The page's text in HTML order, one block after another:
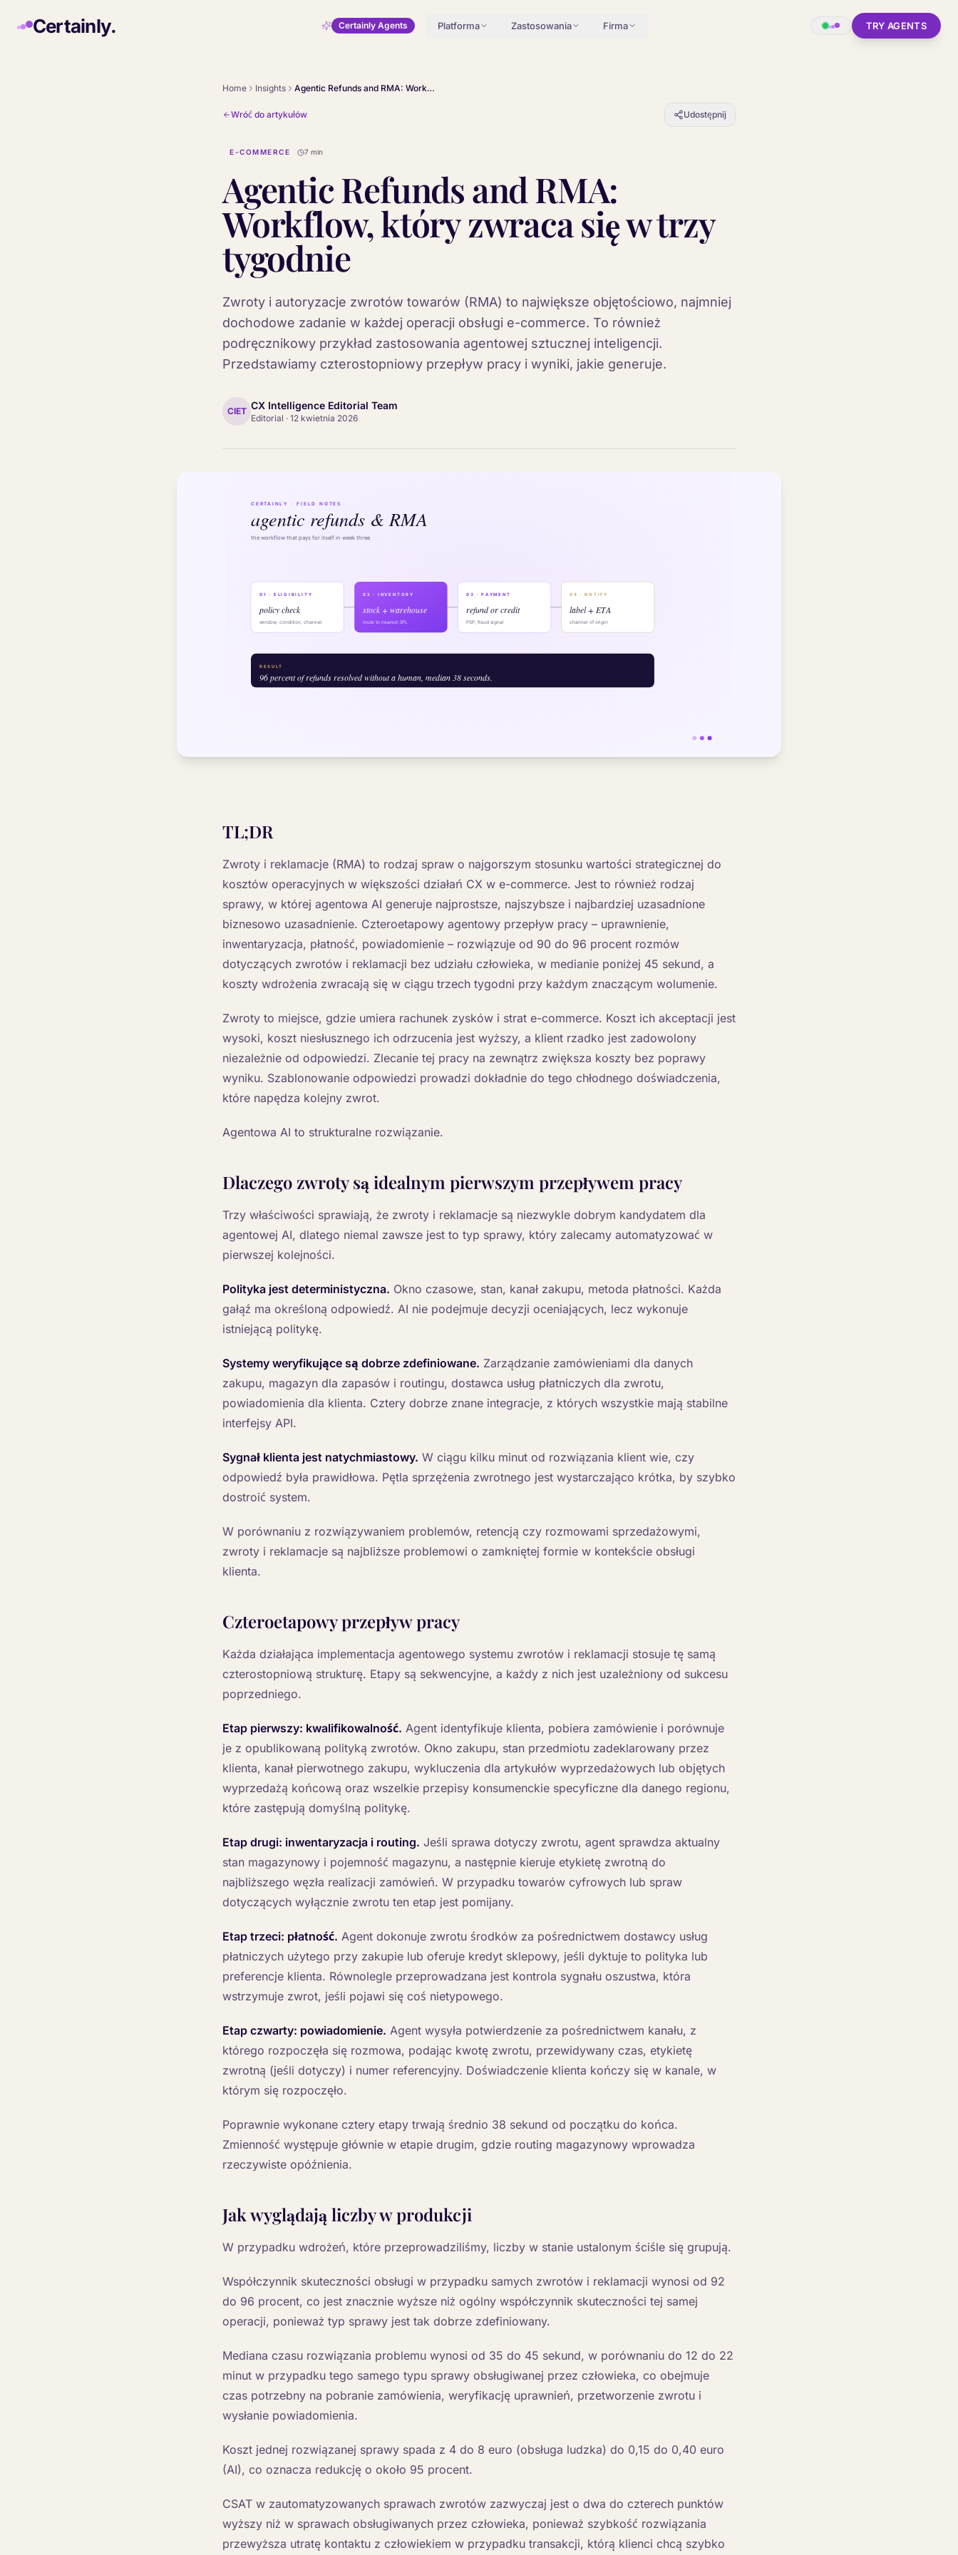
Certainly. Certainly Agents Platforma Zastosowania Firma TRY AGENTS
Home Insights Agentic Refunds and RMA: Workflow, który zwraca się w trzy tygodnie
Wróć do artykułów Udostępnij
E-COMMERCE 7 min
Agentic Refunds and RMA:
Workflow, który zwraca się w trzy
tygodnie
Zwroty i autoryzacje zwrotów towarów (RMA) to największe objętościowo, najmniej
dochodowe zadanie w każdej operacji obsługi e-commerce. To również
podręcznikowy przykład zastosowania agentowej sztucznej inteligencji.
Przedstawiamy czterostopniowy przepływ pracy i wyniki, jakie generuje.
CIET CX Intelligence Editorial Team
Editorial · 12 kwietnia 2026
TL;DR
Zwroty i reklamacje (RMA) to rodzaj spraw o najgorszym stosunku wartości strategicznej do
kosztów operacyjnych w większości działań CX w e-commerce. Jest to również rodzaj
sprawy, w której agentowa AI generuje najprostsze, najszybsze i najbardziej uzasadnione
biznesowo uzasadnienie. Czteroetapowy agentowy przepływ pracy – uprawnienie,
inwentaryzacja, płatność, powiadomienie – rozwiązuje od 90 do 96 procent rozmów
dotyczących zwrotów i reklamacji bez udziału człowieka, w medianie poniżej 45 sekund, a
koszty wdrożenia zwracają się w ciągu trzech tygodni przy każdym znaczącym wolumenie.
Zwroty to miejsce, gdzie umiera rachunek zysków i strat e-commerce. Koszt ich akceptacji jest
wysoki, koszt niesłusznego ich odrzucenia jest wyższy, a klient rzadko jest zadowolony
niezależnie od odpowiedzi. Zlecanie tej pracy na zewnątrz zwiększa koszty bez poprawy
wyniku. Szablonowanie odpowiedzi prowadzi dokładnie do tego chłodnego doświadczenia,
które napędza kolejny zwrot.
Agentowa AI to strukturalne rozwiązanie.
Dlaczego zwroty są idealnym pierwszym przepływem pracy
Trzy właściwości sprawiają, że zwroty i reklamacje są niezwykle dobrym kandydatem dla
agentowej AI, dlatego niemal zawsze jest to typ sprawy, który zalecamy automatyzować w
pierwszej kolejności.
Polityka jest deterministyczna. Okno czasowe, stan, kanał zakupu, metoda płatności. Każda
gałąź ma określoną odpowiedź. AI nie podejmuje decyzji oceniających, lecz wykonuje
istniejącą politykę.
Systemy weryfikujące są dobrze zdefiniowane. Zarządzanie zamówieniami dla danych
zakupu, magazyn dla zapasów i routingu, dostawca usług płatniczych dla zwrotu,
powiadomienia dla klienta. Cztery dobrze znane integracje, z których wszystkie mają stabilne
interfejsy API.
Sygnał klienta jest natychmiastowy. W ciągu kilku minut od rozwiązania klient wie, czy
odpowiedź była prawidłowa. Pętla sprzężenia zwrotnego jest wystarczająco krótka, by szybko
dostroić system.
W porównaniu z rozwiązywaniem problemów, retencją czy rozmowami sprzedażowymi,
zwroty i reklamacje są najbliższe problemowi o zamkniętej formie w kontekście obsługi
klienta.
Czteroetapowy przepływ pracy
Każda działająca implementacja agentowego systemu zwrotów i reklamacji stosuje tę samą
czterostopniową strukturę. Etapy są sekwencyjne, a każdy z nich jest uzależniony od sukcesu
poprzedniego.
Etap pierwszy: kwalifikowalność. Agent identyfikuje klienta, pobiera zamówienie i porównuje
je z opublikowaną polityką zwrotów. Okno zakupu, stan przedmiotu zadeklarowany przez
klienta, kanał pierwotnego zakupu, wykluczenia dla artykułów wyprzedażowych lub objętych
wyprzedażą końcową oraz wszelkie przepisy konsumenckie specyficzne dla danego regionu,
które zastępują domyślną politykę.
Etap drugi: inwentaryzacja i routing. Jeśli sprawa dotyczy zwrotu, agent sprawdza aktualny
stan magazynowy i pojemność magazynu, a następnie kieruje etykietę zwrotną do
najbliższego węzła realizacji zamówień. W przypadku towarów cyfrowych lub spraw
dotyczących wyłącznie zwrotu ten etap jest pomijany.
Etap trzeci: płatność. Agent dokonuje zwrotu środków za pośrednictwem dostawcy usług
płatniczych użytego przy zakupie lub oferuje kredyt sklepowy, jeśli dyktuje to polityka lub
preferencje klienta. Równolegle przeprowadzana jest kontrola sygnału oszustwa, która
wstrzymuje zwrot, jeśli pojawi się coś nietypowego.
Etap czwarty: powiadomienie. Agent wysyła potwierdzenie za pośrednictwem kanału, z
którego rozpoczęła się rozmowa, podając kwotę zwrotu, przewidywany czas, etykietę
zwrotną (jeśli dotyczy) i numer referencyjny. Doświadczenie klienta kończy się w kanale, w
którym się rozpoczęło.
Poprawnie wykonane cztery etapy trwają średnio 38 sekund od początku do końca.
Zmienność występuje głównie w etapie drugim, gdzie routing magazynowy wprowadza
rzeczywiste opóźnienia.
Jak wyglądają liczby w produkcji
W przypadku wdrożeń, które przeprowadziliśmy, liczby w stanie ustalonym ściśle się grupują.
Współczynnik skuteczności obsługi w przypadku samych zwrotów i reklamacji wynosi od 92
do 96 procent, co jest znacznie wyższe niż ogólny współczynnik skuteczności tej samej
operacji, ponieważ typ sprawy jest tak dobrze zdefiniowany.
Mediana czasu rozwiązania problemu wynosi od 35 do 45 sekund, w porównaniu do 12 do 22
minut w przypadku tego samego typu sprawy obsługiwanej przez człowieka, co obejmuje
czas potrzebny na pobranie zamówienia, weryfikację uprawnień, przetworzenie zwrotu i
wysłanie powiadomienia.
Koszt jednej rozwiązanej sprawy spada z 4 do 8 euro (obsługa ludzka) do 0,15 do 0,40 euro
(AI), co oznacza redukcję o około 95 procent.
CSAT w zautomatyzowanych sprawach zwrotów zazwyczaj jest o dwa do czterech punktów
wyższy niż w sprawach obsługiwanych przez człowieka, ponieważ szybkość rozwiązania
przewyższa utratę kontaktu z człowiekiem w przypadku transakcji, którą klienci chcą szybko